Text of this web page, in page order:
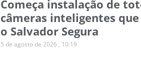
Começa instalação de
câmeras inteligentes
o Salvador Segura
5 de agosto de 2026 10:19